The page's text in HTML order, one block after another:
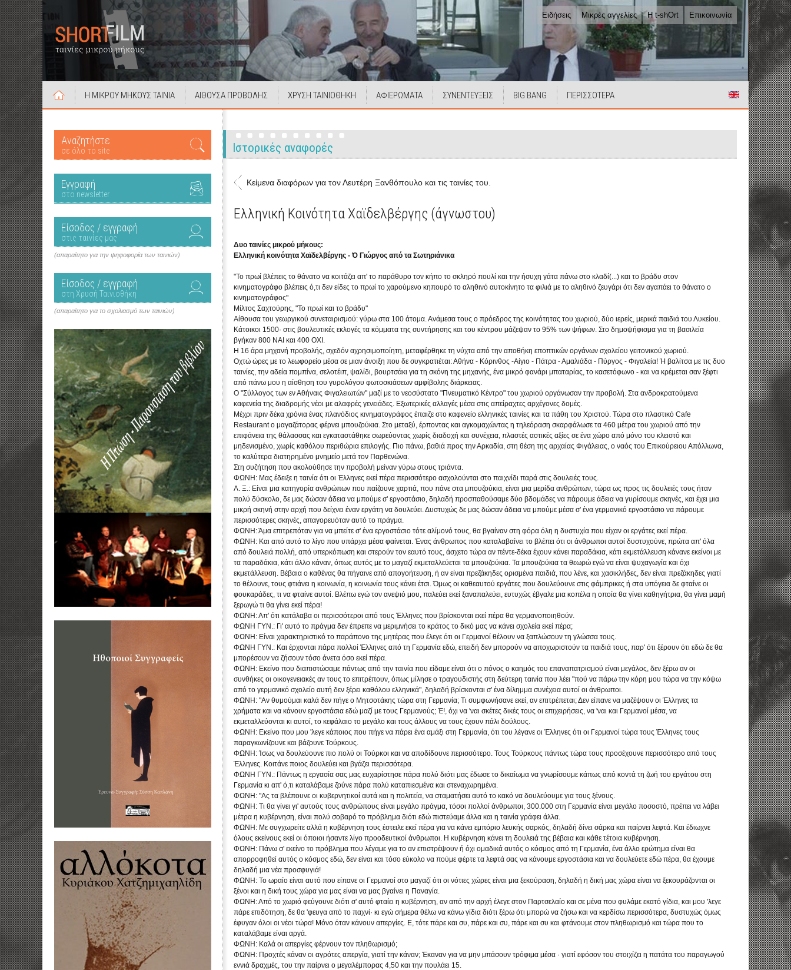
Ειδήσεις Μικρές αγγελίες Η t-shOrt Επικοινωνία
Η ΜΙΚΡΟΥ ΜΗΚΟΥΣ ΤΑΙΝΙΑ ΑΙΘΟΥΣΑ ΠΡΟΒΟΛΗΣ ΧΡΥΣΗ ΤΑΙΝΙΟΘΗΚΗ ΑΦΙΕΡΩΜΑΤΑ ΣΥΝΕΝΤΕΥΞΕΙΣ BIG BANG ΠΕΡΙΣΣΟΤΕΡΑ
Αναζητήστε
σε όλο το site
Εγγραφή
στο newsletter
Είσοδος / εγγραφή
στις ταινίες μας
(απαραίτητο για την ψηφοφορία των ταινιών)
Είσοδος / εγγραφή
στη Χρυσή Ταινιοθήκη
(απαραίτητο για το σχολιασμό των ταινιών)
Ιστορικές αναφορές
Κείμενα διαφόρων για τον Λευτέρη Ξανθόπουλο και τις ταινίες του.
Ελληνική Κοινότητα Χαϊδελβέργης (άγνωστου)
Δυο ταινίες μικρού μήκους:
Ελληνική κοινότητα Χαϊδελβέργης - Ό Γιώργος από τα Σωτηριάνικα
"Το πρωί βλέπεις το θάνατο να κοιτάζει απ' το παράθυρο τον κήπο το σκληρό πουλί και την ήσυχη γάτα πάνω στο κλαδί(...) και το βράδυ στον
κινηματογράφο βλέπεις ό,τι δεν είδες το πρωί το χαρούμενο κηπουρό το αληθινό αυτοκίνητο τα φιλιά με το αληθινό ζευγάρι ότι δεν αγαπάει το θάνατο ο
κινηματογράφος"
Μίλτος Σαχτούρης, "Το πρωί και το βράδυ"
Αίθουσα του γεωργικού συνεταιρισμού: γύρω στα 100 άτομα. Ανάμεσα τους ο πρόεδρος της κοινότητας του χωριού, δύο ιερείς, μερικά παιδιά του Λυκείου.
Κάτοικοι 1500· στις βουλευτικές εκλογές τα κόμματα της συντήρησης και του κέντρου μάζεψαν το 95% των ψήφων. Στο δημοψήφισμα για τη βασιλεία
βγήκαν 800 ΝΑΙ και 400 ΟΧΙ.
Η 16 άρα μηχανή προβολής, σχεδόν αχρησιμοποίητη, μεταφέρθηκε τη νύχτα από την αποθήκη εποπτικών οργάνων σχολείου γειτονικού χωριού.
Οχτώ ώρες με το λεωφορείο μέσα σε μιαν άνοιξη που δε συγκρατιέται: Αθήνα - Κόρινθος -Αίγιο - Πάτρα - Αμαλιάδα - Πύργος - Φιγαλεία! Ή βαλίτσα με τις δυο
ταινίες, την αδεία πομπίνα, σελοτέιπ, ψαλίδι, βουρτσάκι για τη σκόνη της μηχανής, ένα μικρό φανάρι μπαταρίας, το κασετόφωνο - και να κρέμεται σαν ξέφτι
από πάνω μου η αίσθηση του γυρολόγου φωτοσκιάσεων αμφίβολης διάρκειας.
Ο "Σύλλογος των εν Αθήναις Φιγαλειωτών" μαζί με το νεοσύστατο "Πνευματικό Κέντρο" του χωριού οργάνωσαν την προβολή. Στα ανδροκρατούμενα
καφενεία της διαδρομής νέοι με αλαφρές γενειάδες. Εξωτερικές αλλαγές μέσα στις απείραχτες αρχέγονες δομές.
Μέχρι πριν δέκα χρόνια ένας πλανόδιος κινηματογράφος έπαιζε στο καφενείο ελληνικές ταινίες και τα πάθη του Χριστού. Τώρα στο πλαστικό Cafe
Restaurant ο μαγαζάτορας φέρνει μπουζούκια. Στο μεταξύ, έρποντας και αγκομαχώντας η τηλεόραση σκαρφάλωσε τα 460 μέτρα του χωριού από την
επιφάνεια της θάλασσας και εγκαταστάθηκε σωρεύοντας χωρίς διαδοχή και συνέχεια, πλαστές αστικές αξίες σε ένα χώρο από μόνο του κλειστό και
μηδενισμένο, χωρίς καθόλου περιθώρια επιλογής. Πιο πάνω, βαθιά προς την Αρκαδία, στη θέση της αρχαίας Φιγάλειας, ο ναός του Επικούρειου Απόλλωνα,
το καλύτερα διατηρημένο μνημείο μετά τον Παρθενώνα.
Στη συζήτηση που ακολούθησε την προβολή μείναν γύρω στους τριάντα.
ΦΩΝΗ: Μας έδειξε η ταινία ότι οι Έλληνες εκεί πέρα περισσότερο ασχολούνται στο παιχνίδι παρά στις δουλειές τους.
Λ. Ξ.: Είναι μια κατηγορία ανθρώπων που παίζουνε χαρτιά, που πάνε στα μπουζούκια, είναι μια μερίδα ανθρώπων, τώρα ως προς τις δουλειές τους ήταν
πολύ δύσκολο, δε μας δώσαν άδεια να μπούμε σ' εργοστάσιο, δηλαδή προσπαθούσαμε δύο βδομάδες να πάρουμε άδεια να γυρίσουμε σκηνές, και έχει μια
μικρή σκηνή στην αρχή που δείχνει έναν εργάτη να δουλεύει. Δυστυχώς δε μας δώσαν άδεια να μπούμε μέσα σ' ένα γερμανικό εργοστάσιο να πάρουμε
περισσότερες σκηνές, απαγορευόταν αυτό το πράγμα.
ΦΩΝΗ: Άμα επιτρεπόταν για να μπείτε σ' ένα εργοστάσιο τότε αλίμονό τους, θα βγαίναν στη φόρα όλη η δυστυχία που είχαν οι εργάτες εκεί πέρα.
ΦΩΝΗ: Και από αυτό το λίγο που υπάρχει μέσα φαίνεται. Ένας άνθρωπος που καταλαβαίνει το βλέπει ότι οι άνθρωποι αυτοί δυστυχούνε, πρώτα απ' όλα
από δουλειά πολλή, από υπερκόπωση και στερούν τον εαυτό τους, άσχετο τώρα αν πέντε-δέκα έχουν κάνει παραδάκια, κάτι εκμετάλλευση κάνανε εκείνοι με
τα παραδάκια, κάτι άλλο κάναν, όπως αυτός με το μαγαζί εκμεταλλεύεται τα μπουζούκια. Τα μπουζούκια τα θεωρώ εγώ να είναι ψυχαγωγία και όχι
εκμετάλλευση. Βέβαια ο καθένας θα πήγαινε από απογοήτευση, ή αν είναι πρεζάκηδες ορισμένα παιδιά, που λένε, και χασικλήδες, δεν είναι πρεζάκηδες γιατί
το θέλουνε, τους φτιάνει η κοινωνία, η κοινωνία τους κάνει έτσι. Όμως οι καθεαυτού εργάτες που δουλεύουνε στις φάμπρικες ή στα υπόγεια δε φταίνε οι
φουκαράδες, τι να φταίνε αυτοί. Βλέπω εγώ τον ανεψιό μου, παλεύει εκεί ξαναπαλεύει, ευτυχώς έβγαλε μια κοπέλα η οποία θα γίνει καθηγήτρια, θα γίνει μαμή
ξερωγώ τι θα γίνει εκεί πέρα!
ΦΩΝΗ: Απ' ότι κατάλαβα οι περισσότεροι από τους Έλληνες που βρίσκονται εκεί πέρα θα γερμανοποιηθούν.
ΦΩΝΗ ΓΥΝ.: Γι' αυτό το πράγμα δεν έπρεπε να μεριμνήσει το κράτος το δικό μας να κάνει σχολεία εκεί πέρα;
ΦΩΝΗ: Είναι χαρακτηριστικό το παράπονο της μητέρας που έλεγε ότι οι Γερμανοί θέλουν να ξαπλώσουν τη γλώσσα τους.
ΦΩΝΗ ΓΥΝ.: Και έρχονται πάρα πολλοί Έλληνες από τη Γερμανία εδώ, επειδή δεν μπορούν να αποχωριστούν τα παιδιά τους, παρ' ότι ξέρουν ότι εδώ δε θα
μπορέσουν να ζήσουν τόσο άνετα όσο εκεί πέρα.
ΦΩΝΗ: Εκείνο που διαπιστώσαμε πάντως από την ταινία που είδαμε είναι ότι ο πόνος ο καημός του επαναπατρισμού είναι μεγάλος, δεν ξέρω αν οι
συνθήκες οι οικογενειακές αν τους το επιτρέπουν, όπως μίλησε ο τραγουδιστής στη δεύτερη ταινία που λέει "πού να πάρω την κόρη μου τώρα να την κόψω
από το γερμανικό σχολείο αυτή δεν ξέρει καθόλου ελληνικά", δηλαδή βρίσκονται σ' ένα δίλημμα συνέχεια αυτοί οι άνθρωποι.
ΦΩΝΗ: "Αν θυμούμαι καλά δεν πήγε ο Μητσοτάκης τώρα στη Γερμανία; Τι συμφωνήσανε εκεί, αν επιτρέπεται; Δεν είπανε να μαζέψουν οι Έλληνες τα
χρήματα και να κάνουν εργοστάσια εδώ μαζί με τους Γερμανούς; Έ!, όχι να 'ναι σκέτες δικές τους οι επιχειρήσεις, να 'ναι και Γερμανοί μέσα, να
εκμεταλλεύονται κι αυτοί, το κεφάλαιο το μεγάλο και τους άλλους να τους έχουν πάλι δούλους.
ΦΩΝΗ: Εκείνο που μου 'λεγε κάποιος που πήγε να πάρει ένα αμάξι στη Γερμανία, ότι του λέγανε οι Έλληνες ότι οι Γερμανοί τώρα τους Έλληνες τους
παραγκωνίζουνε και βάζουνε Τούρκους.
ΦΩΝΗ: Ίσως να δουλεύουνε πιο πολύ οι Τούρκοι και να αποδίδουνε περισσότερο. Τους Τούρκους πάντως τώρα τους προσέχουνε περισσότερο από τους
Έλληνες. Κοιτάνε ποιος δουλεύει και βγάζει περισσότερα.
ΦΩΝΗ ΓΥΝ.: Πάντως η εργασία σας μας ευχαρίστησε πάρα πολύ διότι μας έδωσε το δικαίωμα να γνωρίσουμε κάπως από κοντά τη ζωή του εργάτου στη
Γερμανία κι απ' ό,τι καταλάβαμε ζούνε πάρα πολύ καταπιεσμένα και στεναχωρημένα.
ΦΩΝΗ: "Ας τα βλέπουνε οι κυβερνητικοί αυτά και η πολιτεία, να σταματήσει αυτό το κακό να δουλεύουμε για τους ξένους.
ΦΩΝΗ: Τι θα γίνει γι' αυτούς τους ανθρώπους είναι μεγάλο πράγμα, τόσοι πολλοί άνθρωποι, 300.000 στη Γερμανία είναι μεγάλο ποσοστό, πρέπει να λάβει
μέτρα η κυβέρνηση, είναι πολύ σοβαρό το πρόβλημα διότι εδώ πιστεύαμε άλλα και η ταινία γράφει άλλα.
ΦΩΝΗ: Με συγχωρείτε αλλά η κυβέρνηση τους έστειλε εκεί πέρα για να κάνει εμπόριο λευκής σαρκός, δηλαδή δίνει σάρκα και παίρνει λεφτά. Και έδιωχνε
όλους εκείνους εκεί οι όποιοι ήσαντε λίγο προοδευτικοί άνθρωποι. Η κυβέρνηση κάνει τη δουλειά της βέβαια και κάθε τέτοια κυβέρνηση.
ΦΩΝΗ: Πάνω σ' εκείνο το πρόβλημα που λέγαμε για το αν επιστρέψουν ή όχι ομαδικά αυτός ο κόσμος από τη Γερμανία, ένα άλλο ερώτημα είναι θα
απορροφηθεί αυτός ο κόσμος εδώ, δεν είναι και τόσο εύκολο να πούμε φέρτε τα λεφτά σας να κάνουμε εργοστάσια και να δουλεύετε εδώ πέρα, θα έχουμε
δηλαδή μια νέα προσφυγιά!
ΦΩΝΗ: Το ωραίο είναι αυτό που είπανε οι Γερμανοί στο μαγαζί ότι οι νότιες χώρες είναι μια ξεκούραση, δηλαδή η δική μας χώρα είναι να ξεκουράζονται οι
ξένοι και η δική τους χώρα για μας είναι να μας βγαίνει η Παναγία.
ΦΩΝΗ: Από το χωριό φεύγουνε διότι σ' αυτό φταίει η κυβέρνηση, αν από την αρχή έλεγε στον Παρτσελαίο και σε μένα που φυλάμε εκατό γίδια, και μου 'λεγε
πάρε επιδότηση, δε θα 'φευγα από το παχνί· κι εγώ σήμερα θέλω να κάνω γίδια διότι ξέρω ότι μπορώ να ζήσω και να κερδίσω περισσότερα, δυστυχώς όμως
έφυγαν όλοι οι νέοι τώρα! Μόνο όταν κάνουν απεργίες. Ε, τότε πάρε και συ, πάρε και συ, πάρε και συ και φτάνουμε στον πληθωρισμό και τώρα που το
καταλάβαμε είναι αργά.
ΦΩΝΗ: Καλά οι απεργίες φέρνουν τον πληθωρισμό;
ΦΩΝΗ: Προχτές κάναν οι αγρότες απεργία, γιατί την κάναν; Έκαναν για να μην μπάσουν τρόφιμα μέσα · γιατί εφόσον του στοιχίζει η πατάτα του παραγωγού
εννιά δραχμές, του την παίρνει ο μεγαλέμπορας 4,50 και την πουλάει 15.